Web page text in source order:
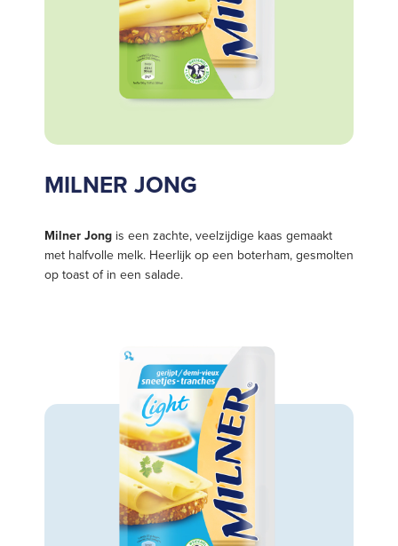
MILNER JONG
Milner Jong is een zachte, veelzijdige kaas gemaakt
met halfvolle melk. Heerlijk op een boterham, gesmolten
op toast of in een salade.